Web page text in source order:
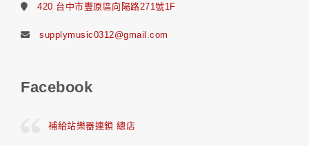
420 台中市豐原區向陽路271號1F
supplymusic0312@gmail.com
Facebook
補給站樂器連鎖 總店